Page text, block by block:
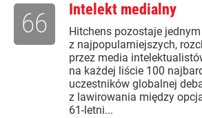
Intelekt medialny
Hitchens pozostaje jednym
z najpopularniejszych,
przez media
na każdej liście 100
uczestników globalnej
z lawirowania między
61-letni...
66